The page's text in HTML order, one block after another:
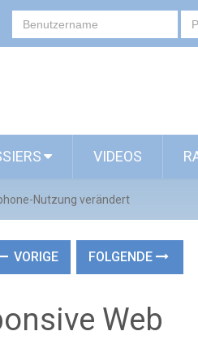
VIDEOS
Nutzung verändert
VORIGE FOLGENDE
Web